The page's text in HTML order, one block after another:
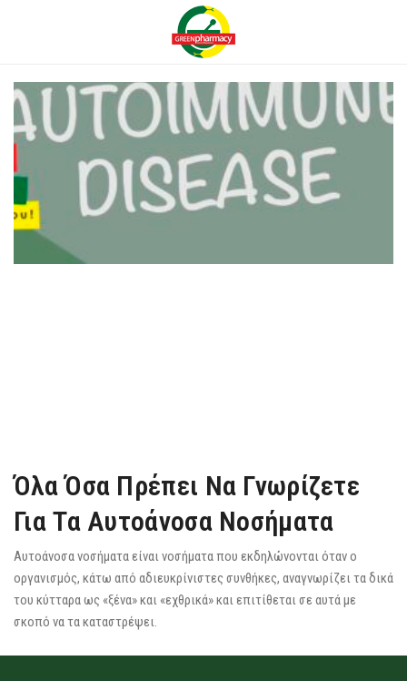
Όλα Όσα Πρέπει Να Γνωρίζετε
Για Τα Αυτοάνοσα Νοσήματα
Αυτοάνοσα νοσήματα είναι νοσήματα που εκδηλώνονται όταν ο
οργανισμός, κάτω από αδιευκρίνιστες συνθήκες, αναγνωρίζει τα δικά
του κύτταρα ως «ξένα» και «εχθρικά» και επιτίθεται σε αυτά με
σκοπό να τα καταστρέψει.